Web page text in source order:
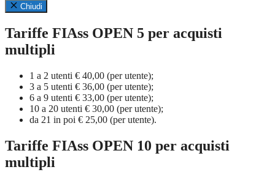
Chiudi
Tariffe FIAss OPEN 5 per acquisti
multipli
1 a 2 utenti € 40,00 (per utente);
3 a 5 utenti € 36,00 (per utente);
6 a 9 utenti € 33,00 (per utente);
10 a 20 utenti € 30,00 (per utente);
da 21 in poi € 25,00 (per utente).
Tariffe FIAss OPEN 10 per acquisti
multipli